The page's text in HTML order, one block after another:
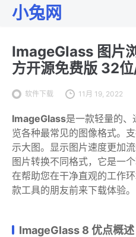
小兔网
ImageGlass 图片
方开源免费版 32
软件下载 11月 19, 2022
ImageGlass是一款轻量的、
览各种最常见的图像格式。
示大图。显示图片速度更加
图片转换不同格式，它是一
在帮助您在干净直观的工作
款工具的朋友前来下载体验。
ImageGlass 8 优点概述